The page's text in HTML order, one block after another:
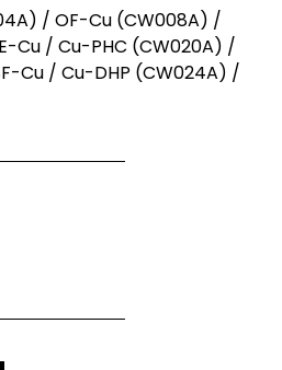
/ OF-Cu (CW008A) /
Cu / Cu-PHC (CW020A) /
Cu / Cu-DHP (CW024A) /